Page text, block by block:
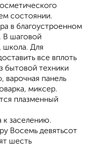
состоянии.
в благоустроенном
В шаговой
школа. Для
все вплоть
бытовой техники
варочная панель
миксер.
плазменный
к заселению.
Восемь девятьсот
шесть